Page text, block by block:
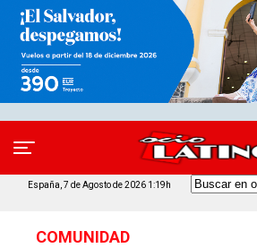
España, 7 de Agosto de 2026 1:19h
COMUNIDAD